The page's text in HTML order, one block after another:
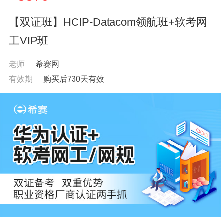
【双证班】HCIP-Datacom领航班+软考网
工VIP班
老师
希赛网
有效期
购买后730天有效